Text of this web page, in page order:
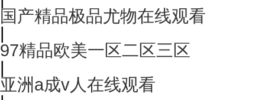
国产精品极品尤物在线观看
|
97精品欧美一区二区三区
|
亚洲a成v人在线观看